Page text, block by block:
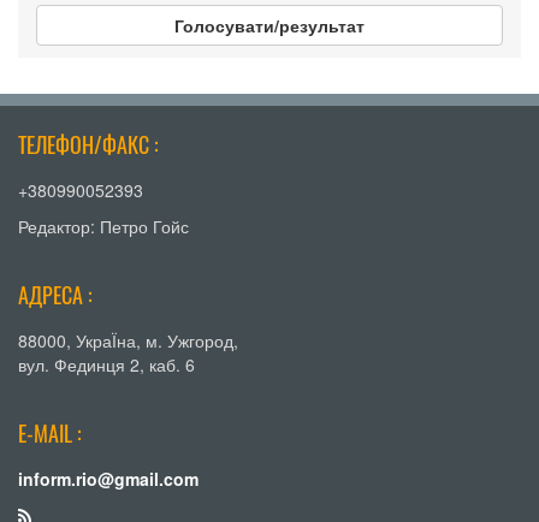
Голосувати/результат
ТЕЛЕФОН/ФАКС :
+380990052393
Редактор: Петро Гойс
АДРЕСА :
88000, УкраЇна, м. Ужгород,
вул. Фединця 2, каб. 6
E-MAIL :
inform.rio@gmail.com